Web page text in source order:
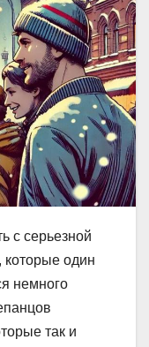
с серьезной
которые один
немного
так и